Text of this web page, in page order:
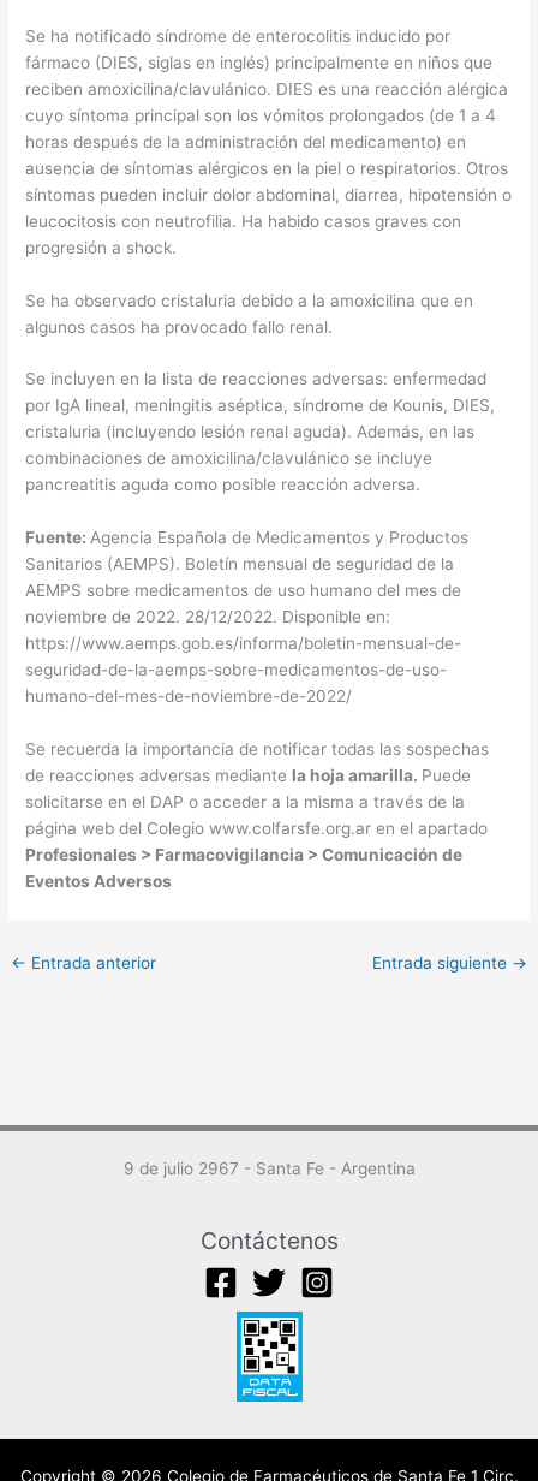
Se ha notificado síndrome de enterocolitis inducido por
fármaco (DIES, siglas en inglés) principalmente en niños que
reciben amoxicilina/clavulánico. DIES es una reacción alérgica
cuyo síntoma principal son los vómitos prolongados (de 1 a 4
horas después de la administración del medicamento) en
ausencia de síntomas alérgicos en la piel o respiratorios. Otros
síntomas pueden incluir dolor abdominal, diarrea, hipotensión o
leucocitosis con neutrofilia. Ha habido casos graves con
progresión a shock.
Se ha observado cristaluria debido a la amoxicilina que en
algunos casos ha provocado fallo renal.
Se incluyen en la lista de reacciones adversas: enfermedad
por IgA lineal, meningitis aséptica, síndrome de Kounis, DIES,
cristaluria (incluyendo lesión renal aguda). Además, en las
combinaciones de amoxicilina/clavulánico se incluye
pancreatitis aguda como posible reacción adversa.
Fuente:Agencia Española de Medicamentos y Productos
Sanitarios (AEMPS). Boletín mensual de seguridad de la
AEMPS sobre medicamentos de uso humano del mes de
noviembre de 2022. 28/12/2022. Disponible en:
https://www.aemps.gob.es/informa/boletin-mensual-de-
seguridad-de-la-aemps-sobre-medicamentos-de-uso-
humano-del-mes-de-noviembre-de-2022/
Se recuerda la importancia de notificar todas las sospechas
de reacciones adversas mediante la hoja amarilla. Puede
solicitarse en el DAP o acceder a la misma a través de la
página web del Colegio www.colfarsfe.org.ar en el apartado
Profesionales > Farmacovigilancia > Comunicación de
Eventos Adversos
← Entrada anterior Entrada siguiente →
9 de julio 2967 - Santa Fe - Argentina
Contáctenos
Copyright © 2026 Colegio de Farmacéuticos de Santa Fe 1 Circ.